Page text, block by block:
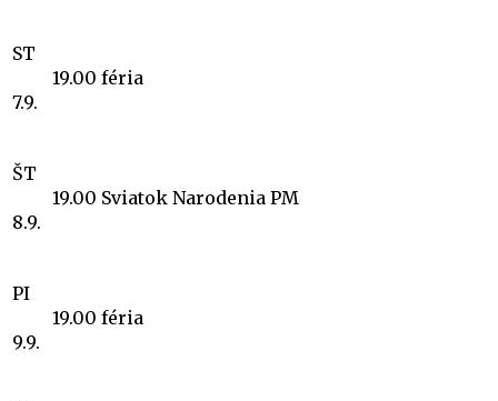
ST
7.9.
19.00 féria
ŠT
8.9.
19.00 Sviatok Narodenia PM
PI
9.9.
19.00 féria